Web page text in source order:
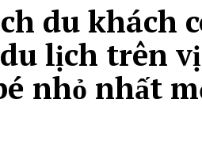
du khách
lịch trên
nhỏ nhất